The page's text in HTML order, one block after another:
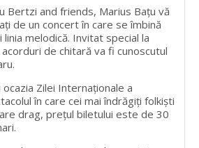
Bertzi and friends, Marius Bațu vă
de un concert în care se îmbină
melodică. Invitat special la
de chitară va fi cunoscutul
Zilei Internaționale a
în care cei mai îndrăgiți folkiști
drag, prețul biletului este de 30